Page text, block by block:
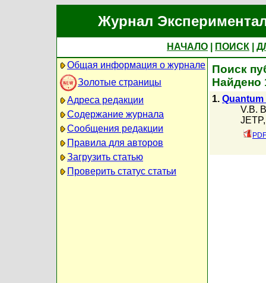
Журнал
НАЧАЛО ПОИСК
Общая информация о журнале
Золотые страницы
Адреса редакции
Содержание журнала
Сообщения редакции
Правила для авторов
Загрузить статью
Проверить статус статьи
Поиск
Найдено
1.
V.B.